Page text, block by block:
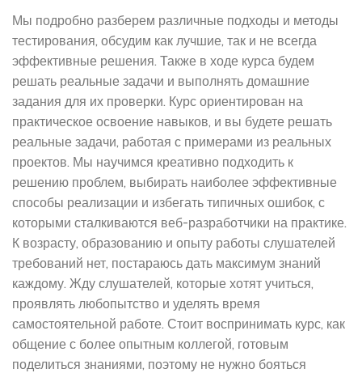
Мы подробно разберем различные подходы и методы
тестирования, обсудим как лучшие, так и не всегда
эффективные решения. Также в ходе курса будем
решать реальные задачи и выполнять домашние
задания для их проверки. Курс ориентирован на
практическое освоение навыков, и вы будете решать
реальные задачи, работая с примерами из реальных
проектов. Мы научимся креативно подходить к
решению проблем, выбирать наиболее эффективные
способы реализации и избегать типичных ошибок, с
которыми сталкиваются веб-разработчики на практике.
К возрасту, образованию и опыту работы слушателей
требований нет, постараюсь дать максимум знаний
каждому. Жду слушателей, которые хотят учиться,
проявлять любопытство и уделять время
самостоятельной работе. Стоит воспринимать курс, как
общение с более опытным коллегой, готовым
поделиться знаниями, поэтому не нужно бояться